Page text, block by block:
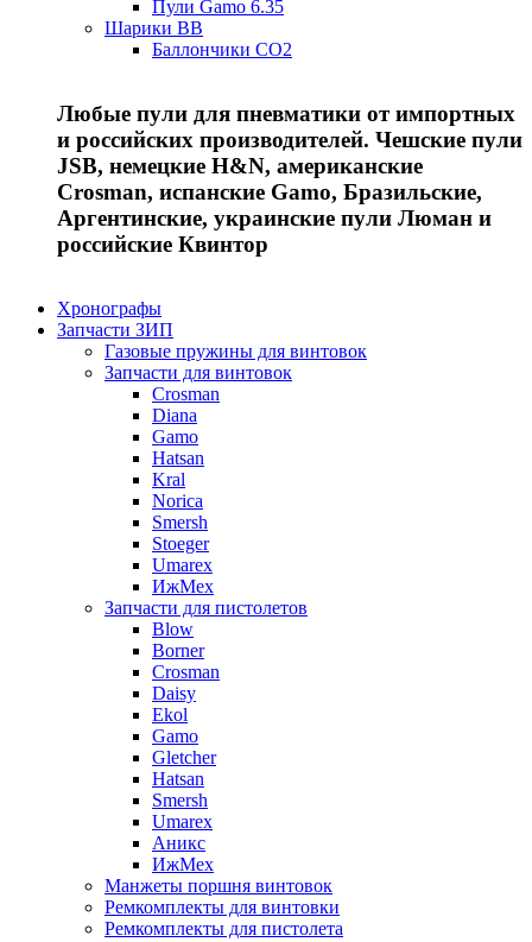
Пули Gamo 6.35
Шарики BB
Баллончики CO2
Любые пули для пневматики от импортных
и российских производителей. Чешские пули
JSB, немецкие H&N, американские
Crosman, испанские Gamo, Бразильские,
Аргентинские, украинские пули Люман и
российские Квинтор
Хронографы
Запчасти ЗИП
Газовые пружины для винтовок
Запчасти для винтовок
Crosman
Diana
Gamo
Hatsan
Kral
Norica
Smersh
Stoeger
Umarex
ИжМех
Запчасти для пистолетов
Blow
Borner
Crosman
Daisy
Ekol
Gamo
Gletcher
Hatsan
Smersh
Umarex
Аникс
ИжМех
Манжеты поршня винтовок
Ремкомплекты для винтовки
Ремкомплекты для пистолета